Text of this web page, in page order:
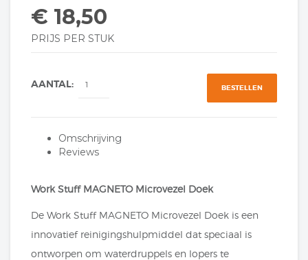
€ 18,50
PRIJS PER STUK
AANTAL: BESTELLEN
Omschrijving
Reviews
Work Stuff MAGNETO Microvezel Doek
De Work Stuff MAGNETO Microvezel Doek is een
innovatief reinigingshulpmiddel dat speciaal is
ontworpen om waterdruppels en lopers te